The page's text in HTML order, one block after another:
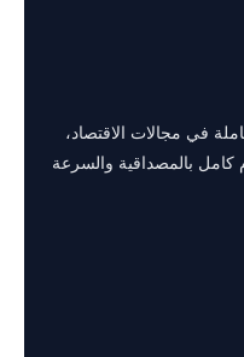
في مجالات الاقتصاد،
كامل بالمصداقية والسرعة